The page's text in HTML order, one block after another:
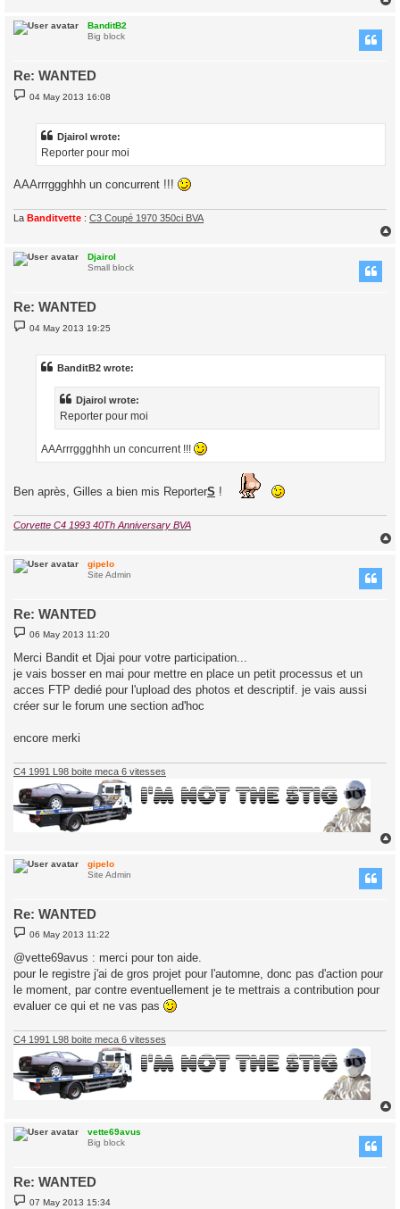
BanditB2
Big block
Re: WANTED
P
o
04 May 2013 16:08
Djairol wrote:
Reporter pour moi
AAArrrggghhh un concurrent !!!
La Banditvette : C3 Coupé 1970 350ci BVA
Djairol
Small block
Re: WANTED
P
o
04 May 2013 19:25
BanditB2 wrote:
Djairol wrote:
Reporter pour moi
AAArrrggghhh un concurrent !!!
Ben après, Gilles a bien mis ReporterS !
Corvette C4 1993 40Th Anniversary BVA
gipelo
Site Admin
Re: WANTED
P
o
t
06 May 2013 11:20
Merci Bandit et Djai pour votre participation...
je vais bosser en mai pour mettre en place un petit processus et un
acces FTP dedié pour l'upload des photos et descriptif. je vais aussi
créer sur le forum une section ad'hoc
encore merki
C4 1991 L98 boite meca 6 vitesses
gipelo
Site Admin
Re: WANTED
P
o
t
06 May 2013 11:22
@vette69avus : merci pour ton aide.
pour le registre j'ai de gros projet pour l'automne, donc pas d'action pour
le moment, par contre eventuellement je te mettrais a contribution pour
evaluer ce qui et ne vas pas
C4 1991 L98 boite meca 6 vitesses
vette69avus
Big block
Re: WANTED
P07 May 2013 15:34